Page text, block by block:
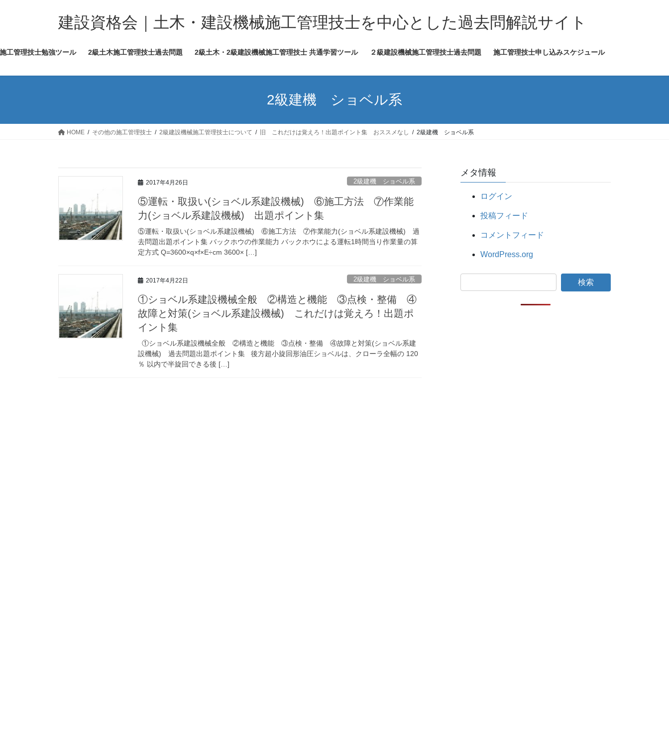
ツ
ス
シ
ン
建設資格会｜土木・建設機械施工管理技士を中心とした過去問解説サイト
工管理技士勉強ツール 2級土木施工管理技士過去問題 2級土木・2級建設機械施工管理技士 共通学習ツール ２級建設機械施工管理技士過去問題 施工管理技士申し込みスケジュール
2級建機 ショベル系
HOME その他の施工管理技士 2級建設機械施工管理技士について 旧 これだけは覚えろ！出題ポイント集 おススメなし 2級建機 ショベル系
2017年4月26日 2級建機 ショベル系
⑤運転・取扱い(ショベル系建設機械) ⑥施工方法 ⑦作業能
力(ショベル系建設機械) 出題ポイント集
⑤運転・取扱い(ショベル系建設機械) ⑥施工方法 ⑦作業能力(ショベル系建設機械) 過
去問題出題ポイント集 バックホウの作業能力 バックホウによる運転1時間当り作業量の算
定方式 Q=3600×q×f×E÷cm 3600× […]
2017年4月22日 2級建機 ショベル系
①ショベル系建設機械全般 ②構造と機能 ③点検・整備 ④
故障と対策(ショベル系建設機械) これだけは覚えろ！出題ポ
イント集
①ショベル系建設機械全般 ②構造と機能 ③点検・整備 ④故障と対策(ショベル系建
設機械) 過去問題出題ポイント集 後方超小旋回形油圧ショベルは、クローラ全幅の 120
％ 以内で半旋回できる後 […]
メタ情報
ログイン
投稿フィード
コメントフィード
WordPress.org